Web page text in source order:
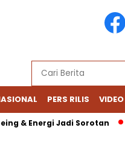
PERS RILIS VIDEO
& Energi Jadi Sorotan